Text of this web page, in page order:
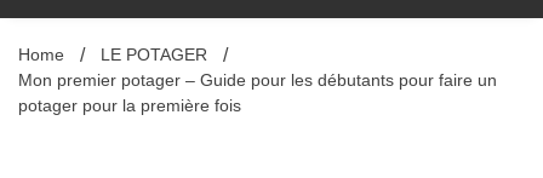
Home
LE POTAGER
Mon premier potager – Guide pour les débutants pour faire un
potager pour la première fois